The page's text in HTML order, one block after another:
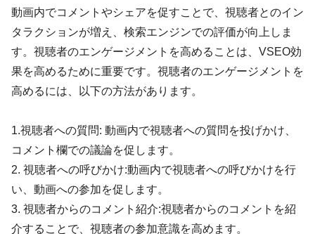
動画内でコメントやシェアを促すことで、視聴者とのイン
タラクションが増え、検索エンジンでの評価が向上しま
す。視聴者のエンゲージメントを高めることは、VSEO効
果を高めるために重要です。視聴者のエンゲージメントを
高めるには、以下の方法があります。
1.視聴者への質問: 動画内で視聴者への質問を投げかけ、
コメント欄での議論を促します。
2. 視聴者への呼びかけ:動画内で視聴者への呼びかけを行
い、動画への参加を促します。
3. 視聴者からのコメント紹介:視聴者からのコメントを紹
介することで、視聴者の参加意識を高めます。